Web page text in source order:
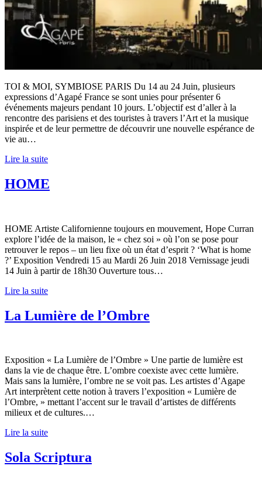
TOI & MOI, SYMBIOSE PARIS Du 14 au 24 Juin, plusieurs
expressions d’Agapé France se sont unies pour présenter 6
événements majeurs pendant 10 jours. L’objectif est d’aller à la
rencontre des parisiens et des touristes à travers l’Art et la musique
inspirée et de leur permettre de découvrir une nouvelle espérance de
vie au…
Lire la suite
HOME
HOME Artiste Californienne toujours en mouvement, Hope Curran
explore l’idée de la maison, le « chez soi » où l’on se pose pour
retrouver le repos – un lieu fixe où un état d’esprit ? ‘What is home
?’ Exposition Vendredi 15 au Mardi 26 Juin 2018 Vernissage jeudi
14 Juin à partir de 18h30 Ouverture tous…
Lire la suite
La Lumière de l’Ombre
Exposition « La Lumière de l’Ombre » Une partie de lumière est
dans la vie de chaque être. L’ombre coexiste avec cette lumière.
Mais sans la lumière, l’ombre ne se voit pas. Les artistes d’Agape
Art interprètent cette notion à travers l’exposition « Lumière de
l’Ombre, » mettant l’accent sur le travail d’artistes de différents
milieux et de cultures.…
Lire la suite
Sola Scriptura